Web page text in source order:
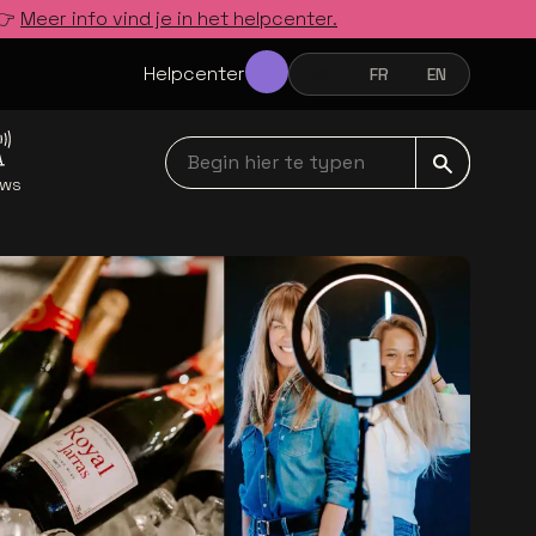
Meer info vind je in het helpcenter.
Helpcenter NEDERLANDSFRANÇAIS
FR ENGLISH
EN
Begin hier te typen navbar